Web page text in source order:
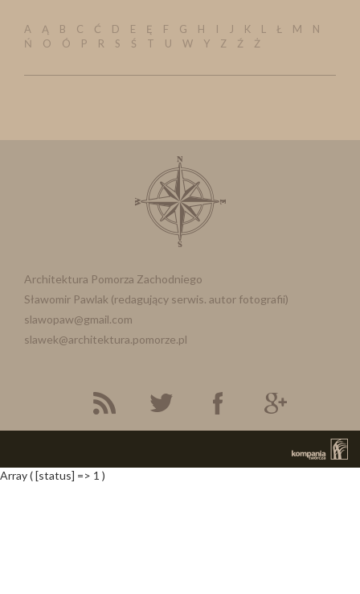
A Ą B C Ć D E Ę F G H I J K L Ł M N
Ń O Ó P R S Ś T U W Y Z Ź Ż
Architektura Pomorza Zachodniego
Sławomir Pawlak (redagujący serwis. autor fotografii)
slawopaw@gmail.com
slawek@architektura.pomorze.pl
Array ( [status] => 1 )